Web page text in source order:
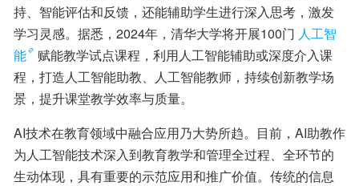
持、智能评估和反馈，还能辅助学生进行深入思考，激发
学习灵感。据悉，2024年，清华大学将开展100门 人工智
能
赋能教学试点课程，利用人工智能辅助或深度介入课
程，打造人工智能助教、人工智能教师，持续创新教学场
景，提升课堂教学效率与质量。
AI技术在教育领域中融合应用乃大势所趋。目前，AI助教作
为人工智能技术深入到教育教学和管理全过程、全环节的
生动体现，具有重要的示范应用和推广价值。传统的信息